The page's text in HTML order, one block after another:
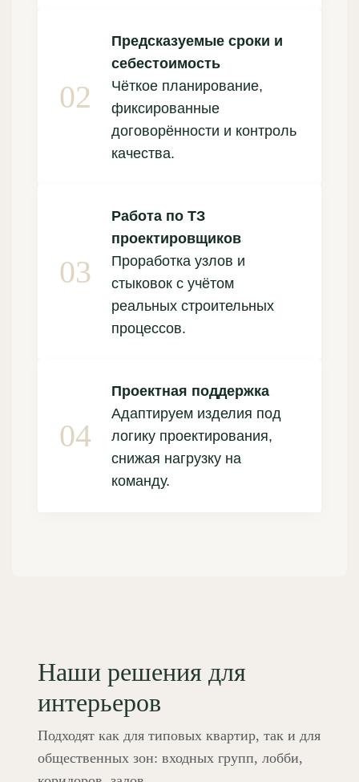
Предсказуемые сроки и
себестоимость
Чёткое планирование,
фиксированные
договорённости и контроль
качества.
Работа по ТЗ
проектировщиков
Проработка узлов и
стыковок с учётом
реальных строительных
процессов.
Проектная поддержка
Адаптируем изделия под
логику проектирования,
снижая нагрузку на
команду.
Наши решения для
интерьеров
Подходят как для типовых квартир, так и для
общественных зон: входных групп, лобби,